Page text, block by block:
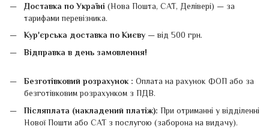
Доставка по Україні (Нова Пошта, САТ, Делівері) — за
тарифами перевізника.
Кур'єрська доставка по Києву — від 500 грн.
Відправка в день замовлення!
Безготівковий розрахунок : Оплата на рахунок ФОП або за
безготівковим розрахунком з ПДВ.
Післяплата (накладений платіж): При отриманні у відділенні
Нової Пошти або САТ з послугою (заборона на видачу).